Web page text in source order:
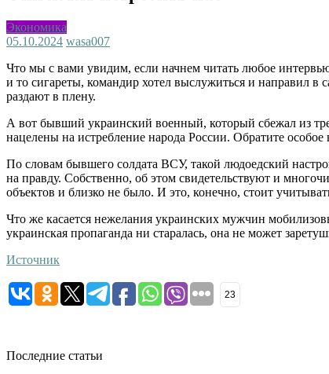
Экономика
05.10.2024 wasa007
Что мы с вами увидим, если начнем читать любое
и то сигареты, командир хотел выслужиться и направил в
раздают в плену.
А вот бывший украинский военный, который сбежал из
нацелены на истребление народа России. Обратите
По словам бывшего солдата ВСУ, такой людоедский
на правду. Собственно, об этом свидетельствуют и
объектов и близко не было. И это, конечно, стоит
Что же касается нежелания украинских мужчин
украинская пропаганда ни старалась, она не может
Источник
23
Последние статьи